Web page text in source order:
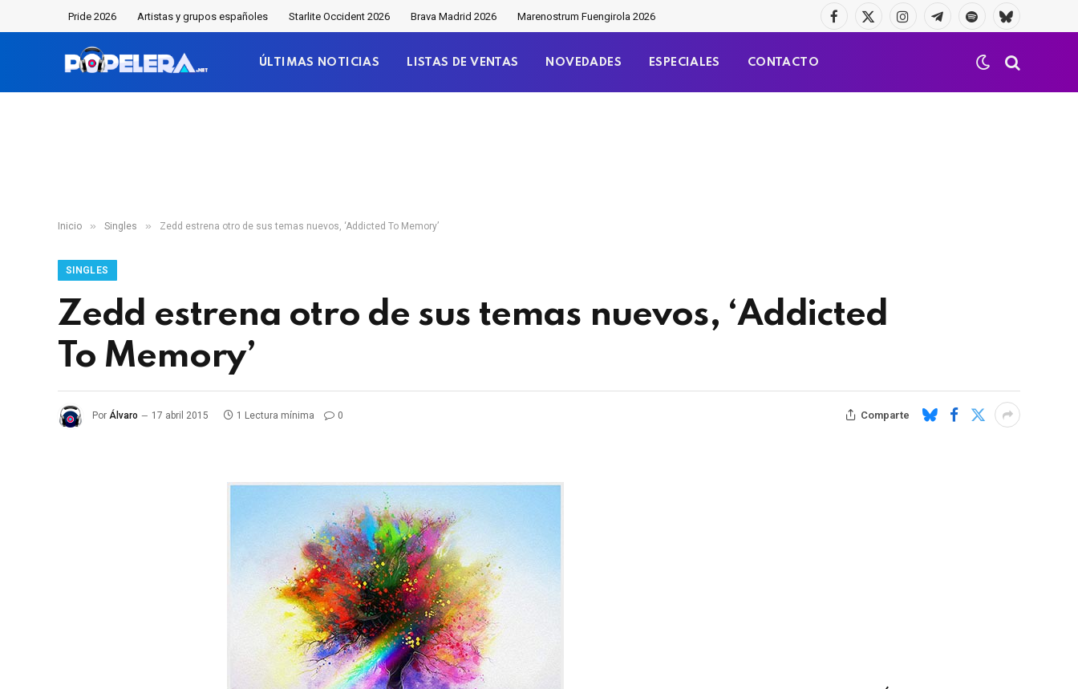
Pride 2026 Artistas y grupos españoles Starlite Occident 2026 Brava Madrid 2026 Marenostrum Fuengirola 2026
Facebook
X
InstagramTelegramaSpotifyBluesky
ÚLTIMAS NOTICIAS LISTAS DE VENTAS NOVEDADES ESPECIALES CONTACTO
Inicio » Singles » Zedd estrena otro de sus temas nuevos, ‘Addicted To Memory’
SINGLES
Zedd estrena otro de sus temas nuevos, ‘Addicted
To Memory’
Por Álvaro 17 abril 2015 1 Lectura mínima 0 Comparte